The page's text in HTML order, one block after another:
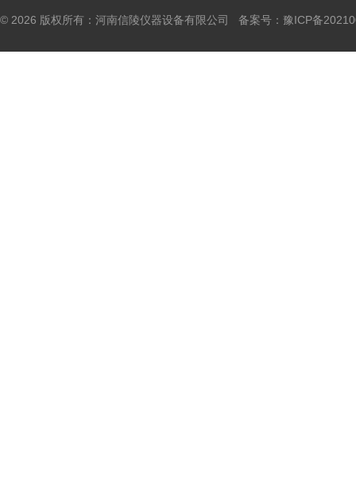
© 2026 版权所有：河南信陵仪器设备有限公司 备案号： 豫ICP备